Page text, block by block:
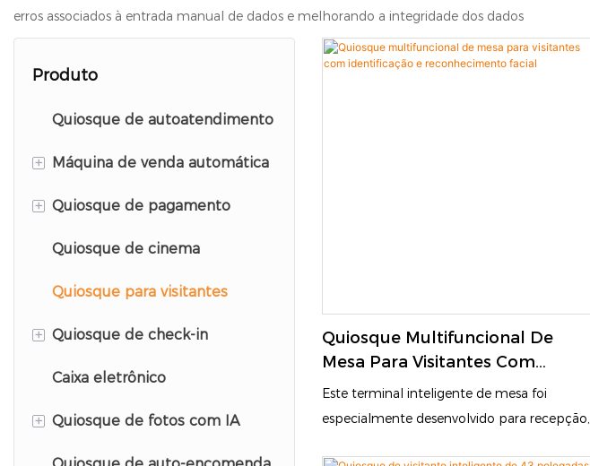
erros associados à entrada manual de dados e melhorando a integridade dos dados
Produto
Quiosque de autoatendimento
+ Máquina de venda automática
Máquina de venda
Automática de Protetores de
+ Quiosque de pagamento
Quiosque de pagamento de
Quiosque de cinema
Quiosque para visitantes
+ Quiosque de check-in
Quiosque de auto check-in
Caixa eletrônico
+ Quiosque de fotos com IA
Quiosque Multifuncional De
Mesa Para Visitantes Com
Identificação E Reconhecimento
Facial
Este terminal inteligente de mesa foi
especialmente desenvolvido para recepção,